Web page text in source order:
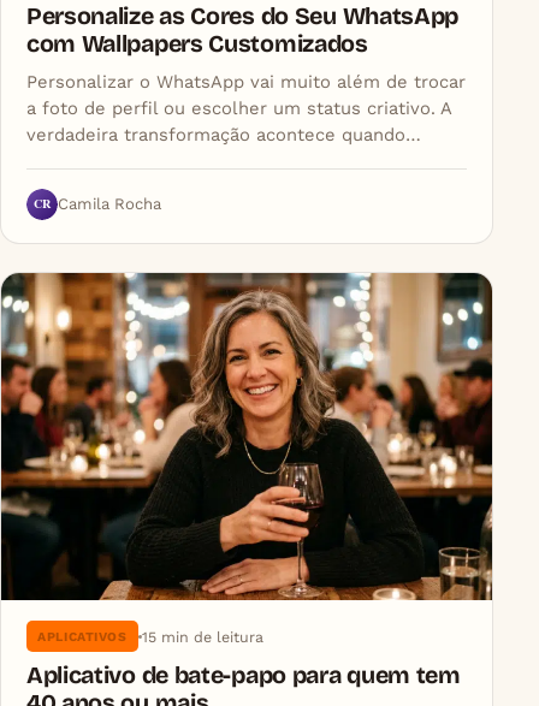
Personalize as Cores do Seu WhatsApp
com Wallpapers Customizados
Personalizar o WhatsApp vai muito além de trocar
a foto de perfil ou escolher um status criativo. A
verdadeira transformação acontece quando…
CR Camila Rocha
APLICATIVOS 15 min de leitura
Aplicativo de bate-papo para quem tem